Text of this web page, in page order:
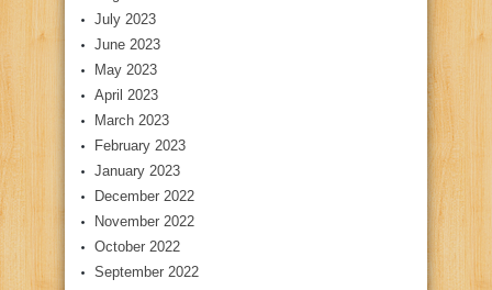
July 2023
June 2023
May 2023
April 2023
March 2023
February 2023
January 2023
December 2022
November 2022
October 2022
September 2022